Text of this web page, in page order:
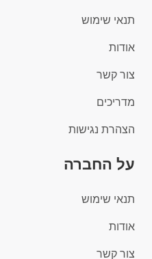
תנאי שימוש
אודות
צור קשר
מדריכים
הצהרת נגישות
על החברה
תנאי שימוש
אודות
צור קשר